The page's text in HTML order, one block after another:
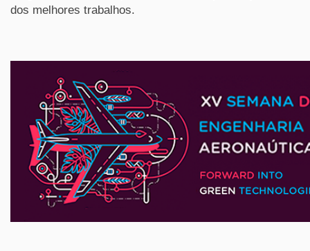
dos melhores trabalhos.